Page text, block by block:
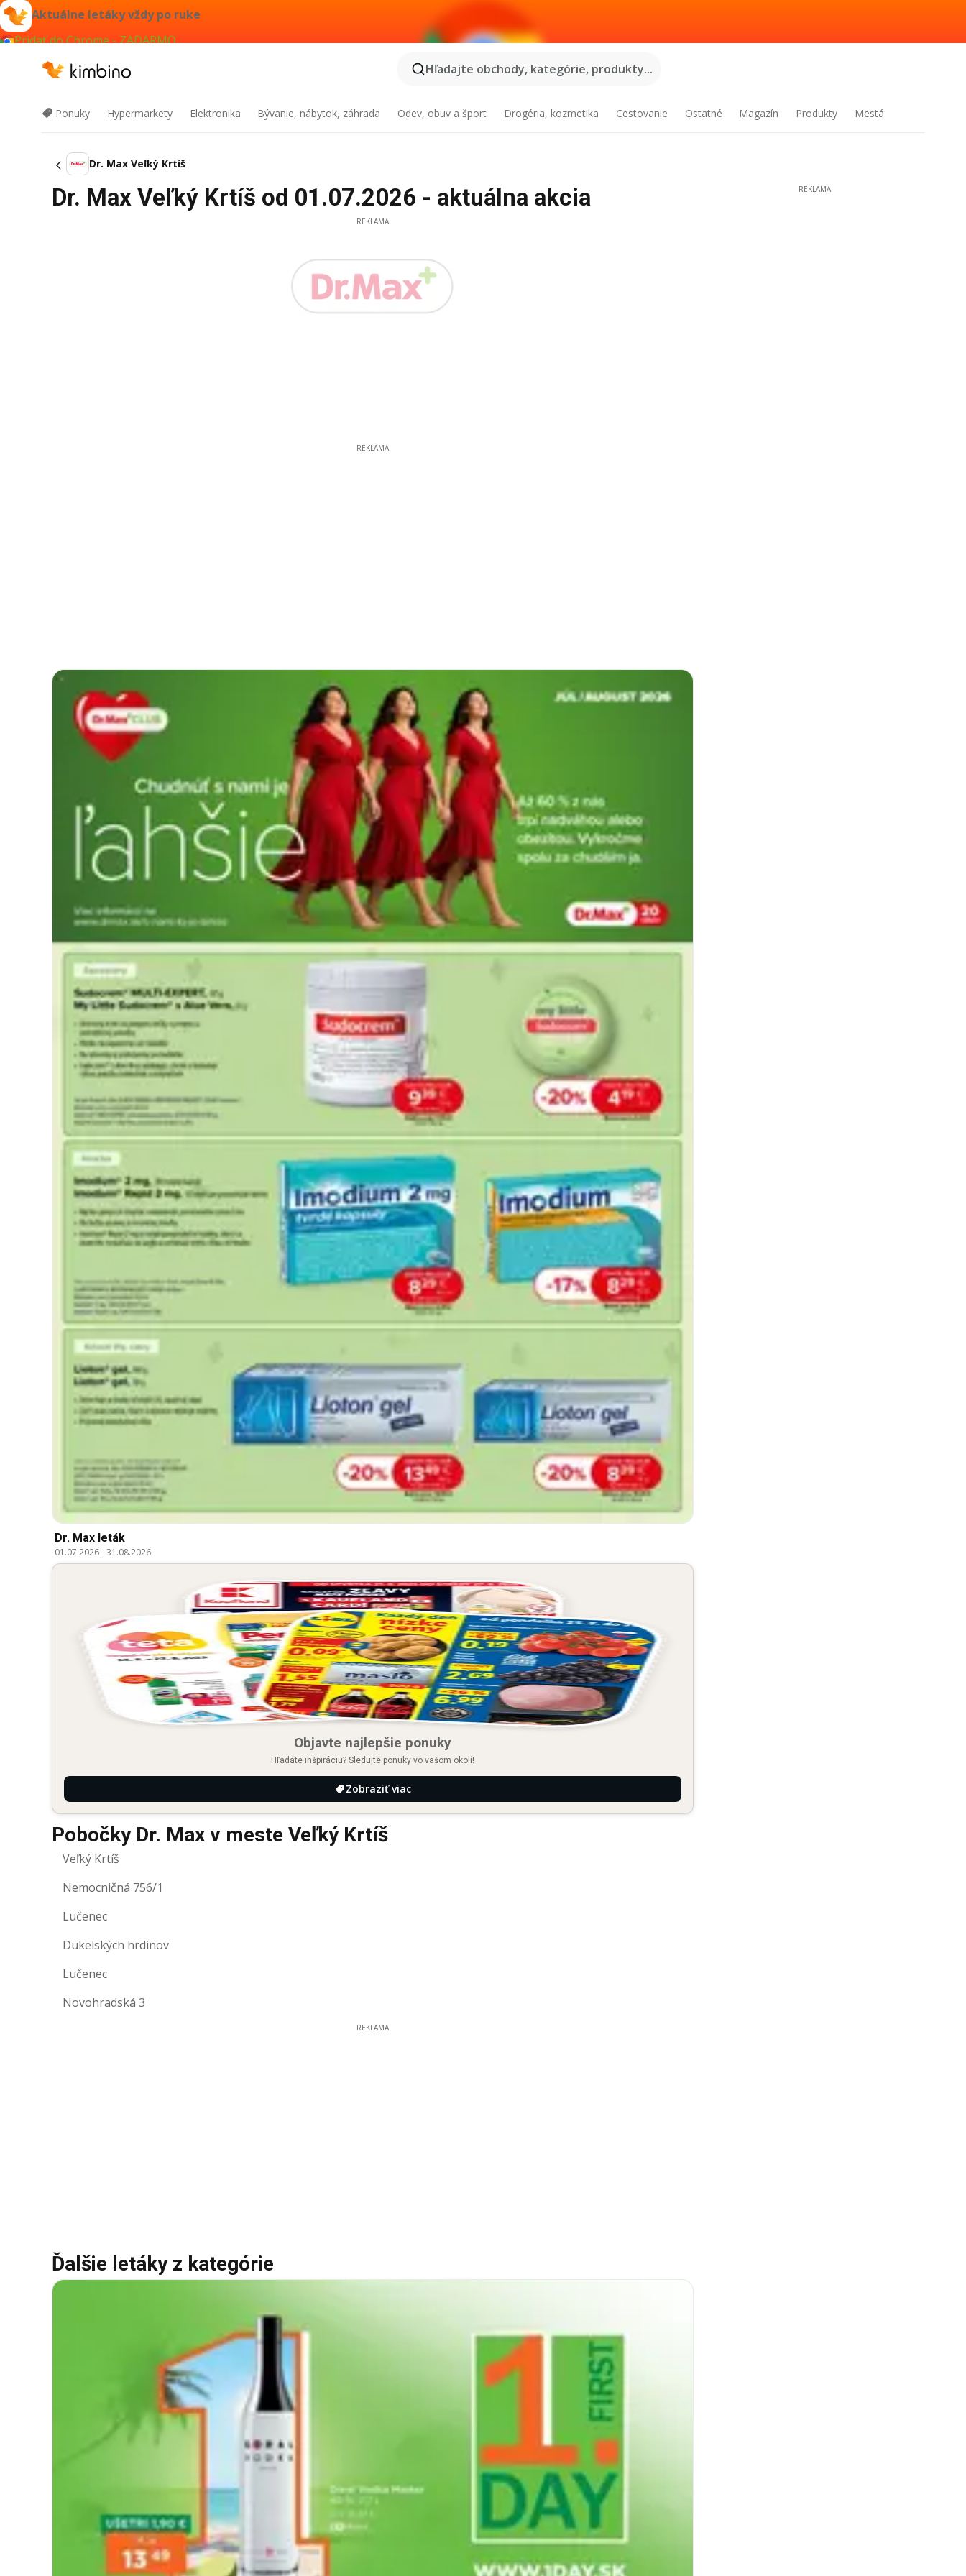
Aktuálne letáky vždy po ruke
Pridať do Chrome - ZADARMO
Hľadajte obchody, kategórie, produkty...
Ponuky Hypermarkety Elektronika Bývanie, nábytok, záhrada Odev, obuv a šport Drogéria, kozmetika Cestovanie Ostatné Magazín Produkty Mestá
Dr. Max Veľký Krtíš
Dr. Max Veľký Krtíš od 01.07.2026 - aktuálna akcia
REKLAMA
REKLAMA
Dr. Max leták
01.07.2026-31.08.2026
Objavte najlepšie ponuky
Hľadáte inšpiráciu? Sledujte ponuky vo vašom okolí!
Zobraziť viac
Pobočky Dr. Max v meste Veľký Krtíš
Veľký Krtíš
Nemocničná 756/1
Lučenec
Dukelských hrdinov
Lučenec
Novohradská 3
REKLAMA
Ďalšie letáky z kategórie
REKLAMA